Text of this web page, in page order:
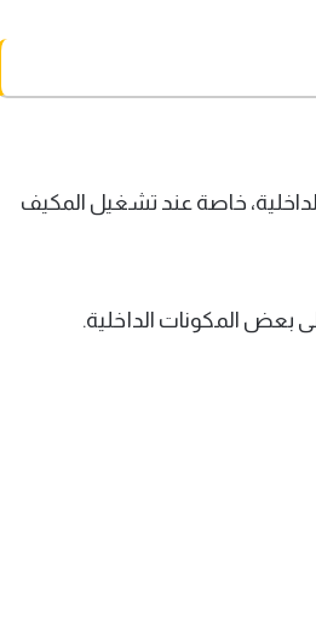
خاصة عند تشغيل المكيف
المكونات الداخلية.